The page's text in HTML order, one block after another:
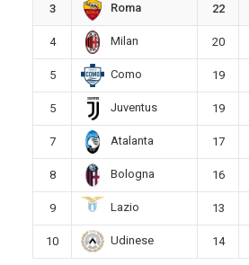
3 Roma 22
4 Milan 20
5 Como 19
5 Juventus 19
7 Atalanta 17
8 Bologna 16
9 Lazio 13
10 Udinese 14